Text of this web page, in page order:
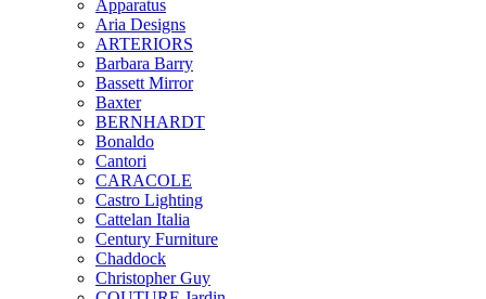
Apparatus
Aria Designs
ARTERIORS
Barbara Barry
Bassett Mirror
Baxter
BERNHARDT
Bonaldo
Cantori
CARACOLE
Castro Lighting
Cattelan Italia
Century Furniture
Chaddock
Christopher Guy